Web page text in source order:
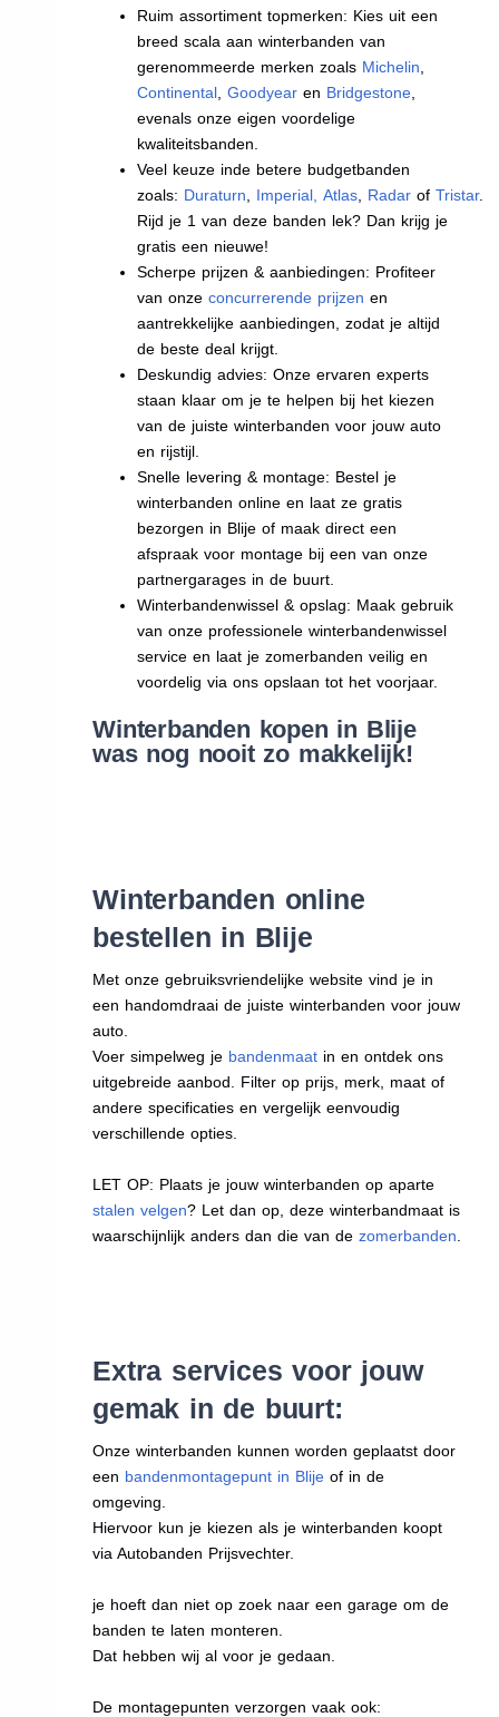
Ruim assortiment topmerken: Kies uit een
breed scala aan winterbanden van
gerenommeerde merken zoals Michelin
Continental ,Goodyear en Bridgestone
evenals onze eigen voordelige
kwaliteitsbanden.
Veel keuze inde betere budgetbanden
zoals: Duraturn Imperial Atlas Radar ofTristar.
Rijd je 1 van deze banden lek? Dan krijg je
gratis een nieuwe!
Scherpe prijzen & aanbiedingen: Profiteer
van onzeconcurrerende prijzen en
aantrekkelijke aanbiedingen, zodat je altijd
de beste deal krijgt.
Deskundig advies: Onze ervaren experts
staan klaar om je te helpen bij het kiezen
van de juiste winterbanden voor jouw auto
en rijstijl.
Snelle levering & montage: Bestel je
winterbanden online en laat ze gratis
bezorgen in Blije of maak direct een
afspraak voor montage bij een van onze
partnergarages in de buurt.
Winterbandenwissel & opslag: Maak gebruik
van onze professionele winterbandenwissel
service en laat je zomerbanden veilig en
voordelig via ons opslaan tot het voorjaar.
Winterbanden kopen in Blije
was nog nooit zo makkelijk!
Winterbanden online
bestellen in Blije
Met onze gebruiksvriendelijke website vind je in
een handomdraai de juiste winterbanden voor jouw
auto.
Voer simpelweg je bandenmaat in en ontdek ons
uitgebreide aanbod. Filter op prijs, merk, maat of
andere specificaties en vergelijk eenvoudig
verschillende opties.
LET OP: Plaats je jouw winterbanden op aparte
stalen velgen? Let dan op, deze winterbandmaat is
waarschijnlijk anders dan die van dezomerbanden
Extra services voor jouw
gemak in de buurt:
Onze winterbanden kunnen worden geplaatst door
een bandenmontagepunt in Blije of in de
omgeving.
Hiervoor kun je kiezen als je winterbanden koopt
via Autobanden Prijsvechter.
je hoeft dan niet op zoek naar een garage om de
banden te laten monteren.
Dat hebben wij al voor je gedaan.
De montagepunten verzorgen vaak ook: